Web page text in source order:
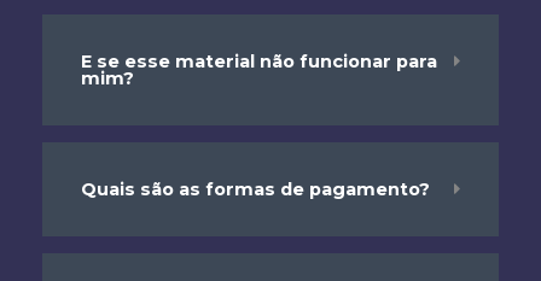
E se esse material não funcionar para
mim?
Quais são as formas de pagamento?